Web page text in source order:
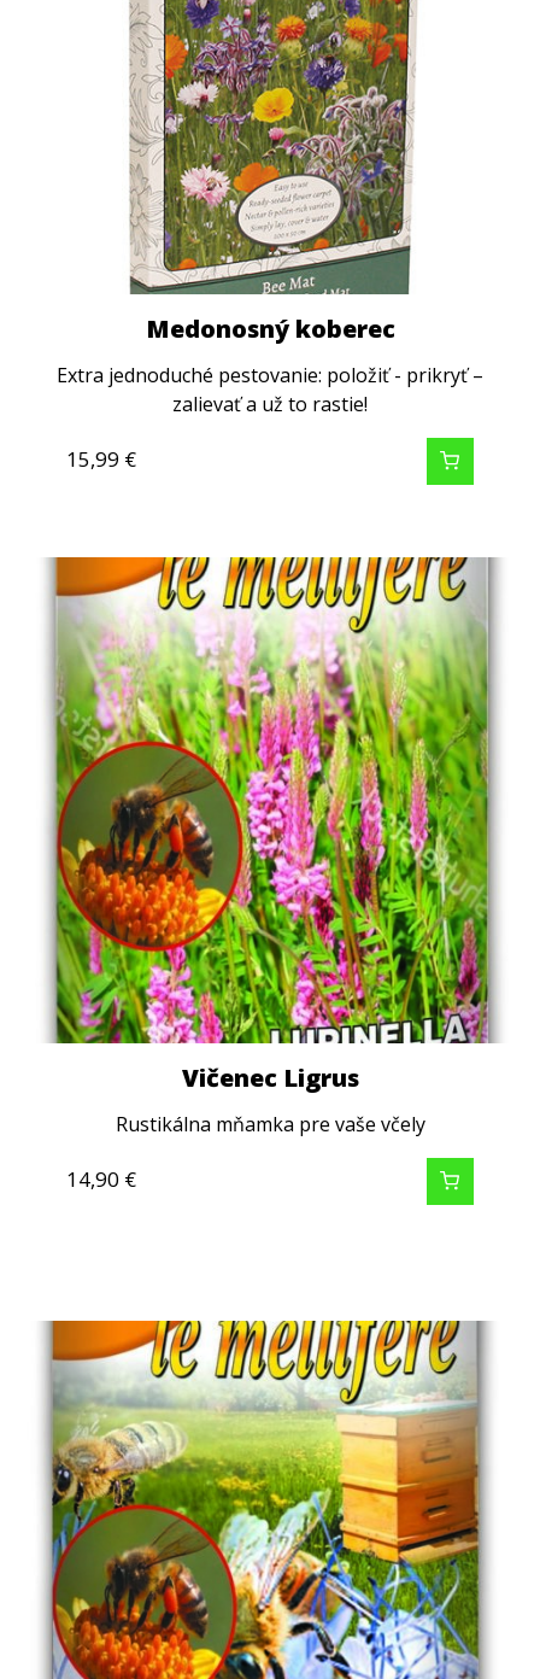
Medonosný koberec
Extra jednoduché pestovanie: položiť - prikryť –
zalievať a už to rastie!
15,99 €
Vičenec Ligrus
Rustikálna mňamka pre vaše včely
14,90 €